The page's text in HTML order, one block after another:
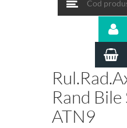
Rand
ATN9